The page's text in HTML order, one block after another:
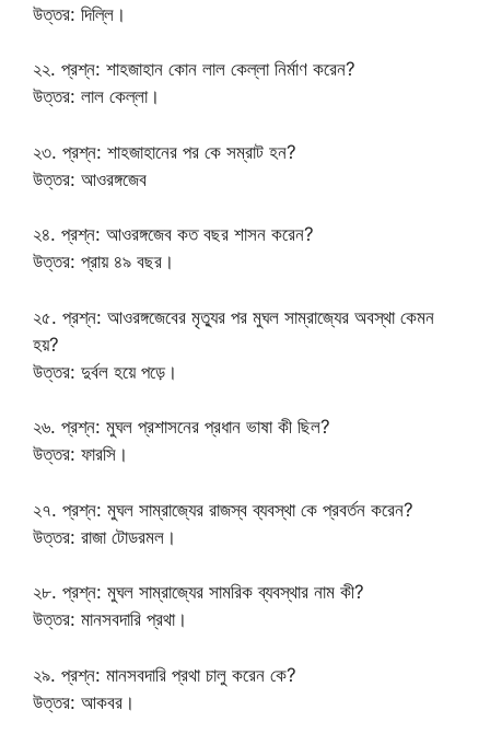
উত্তর: দিল্লি।
২২. প্রশ্ন: শাহজাহান কোন লাল কেল্লা নির্মাণ করেন?
উত্তর: লাল কেল্লা।
২৩. প্রশ্ন: শাহজাহানের পর কে সম্রাট হন?
উত্তর: আওরঙ্গজেব
২৪. প্রশ্ন: আওরঙ্গজেব কত বছর শাসন করেন?
উত্তর: প্রায় ৪৯ বছর।
২৫. প্রশ্ন: আওরঙ্গজেবের মৃত্যুর পর মুঘল সাম্রাজ্যের অবস্থা কেমন
হয়?
উত্তর: দুর্বল হয়ে পড়ে।
২৬. প্রশ্ন: মুঘল প্রশাসনের প্রধান ভাষা কী ছিল?
উত্তর: ফারসি।
২৭. প্রশ্ন: মুঘল সাম্রাজ্যের রাজস্ব ব্যবস্থা কে প্রবর্তন করেন?
উত্তর: রাজা টোডরমল।
২৮. প্রশ্ন: মুঘল সাম্রাজ্যের সামরিক ব্যবস্থার নাম কী?
উত্তর: মানসবদারি প্রথা।
২৯. প্রশ্ন: মানসবদারি প্রথা চালু করেন কে?
উত্তর: আকবর।